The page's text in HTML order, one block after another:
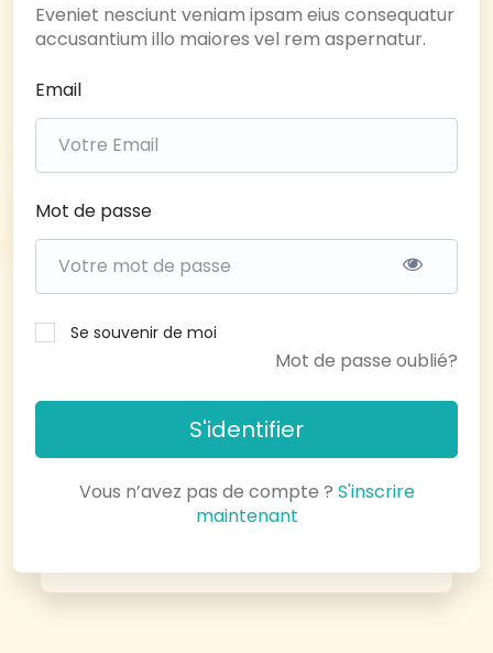
Eveniet nesciunt veniam ipsam eius consequatur
accusantium illo maiores vel rem aspernatur.
Email
Mot de passe
Se souvenir de moi
Mot de passe oublié?
S'identifier
Vous n’avez pas de compte ? S'inscrire
maintenant